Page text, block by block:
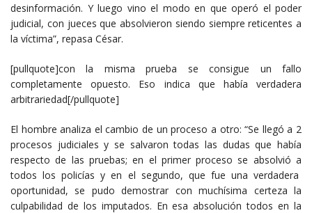
desinformación. Y luego vino el modo en que operó el poder
judicial, con jueces que absolvieron siendo siempre reticentes a
la víctima”, repasa César.
[pullquote]con la misma prueba se consigue un fallo
completamente opuesto. Eso indica que había verdadera
arbitrariedad[/pullquote]
El hombre analiza el cambio de un proceso a otro: “Se llegó a 2
procesos judiciales y se salvaron todas las dudas que había
respecto de las pruebas; en el primer proceso se absolvió a
todos los policías y en el segundo, que fue una verdadera
oportunidad, se pudo demostrar con muchísima certeza la
culpabilidad de los imputados. En esa absolución todos en la